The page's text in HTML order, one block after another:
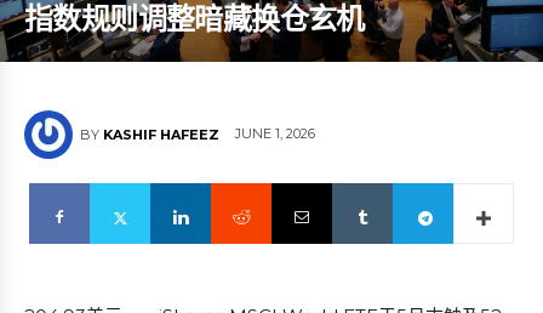
指数规则调整暗藏换仓玄机
BY KASHIF HAFEEZ JUNE 1, 2026